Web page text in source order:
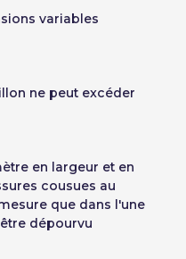
variables
ne peut excéder
en largeur et en
cousues au
que dans l'une
dépourvu